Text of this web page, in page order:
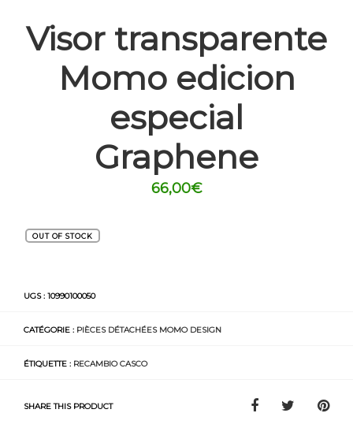
Visor transparente
Momo edicion
especial
Graphene
66,00€
OUT OF STOCK
UGS : 10990100050
CATÉGORIE : PIÈCES DÉTACHÉES MOMO DESIGN
ÉTIQUETTE : RECAMBIO CASCO
SHARE THIS PRODUCT